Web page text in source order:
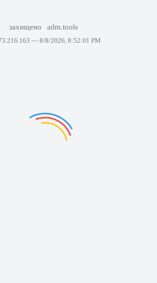
захищено adm.tools
— 8/8/2026, 8:52:01 PM